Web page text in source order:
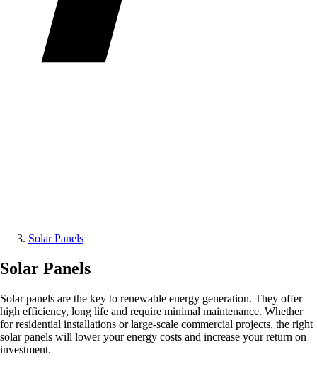
Solar Panels
Solar Panels
Solar panels are the key to renewable energy generation. They offer
high efficiency, long life and require minimal maintenance. Whether
for residential installations or large-scale commercial projects, the right
solar panels will lower your energy costs and increase your return on
investment.